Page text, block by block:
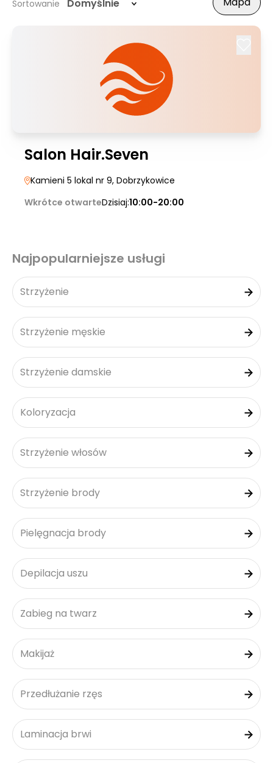
Sortowanie Domyślnie
Salon Hair.Seven
Kamieni 5 lokal nr 9, Dobrzykowice
Wkrótce otwarteDzisiaj:10:00-20:00
Najpopularniejsze usługi
Strzyżenie
Strzyżenie męskie
Strzyżenie damskie
Koloryzacja
Strzyżenie włosów
Strzyżenie brody
Pielęgnacja brody
Depilacja uszu
Zabieg na twarz
Makijaż
Przedłużanie rzęs
Laminacja brwi